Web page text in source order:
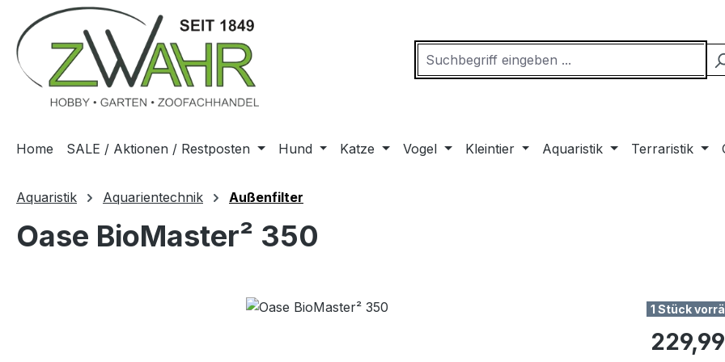
Hauptinhalt springen
Zur Suche springen
Zur Hauptnavigation springen
Home SALE / Aktionen / Restposten Hund Katze Vogel Kleintier Aquaristik Terraristik
Aquaristik Aquarientechnik Außenfilter
Oase BioMaster² 350
1 Stück
Regulärer